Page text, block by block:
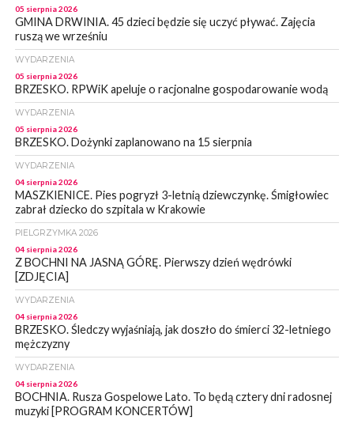
05 sierpnia 2026
GMINA DRWINIA. 45 dzieci będzie się uczyć pływać. Zajęcia
ruszą we wrześniu
WYDARZENIA
05 sierpnia 2026
BRZESKO. RPWiK apeluje o racjonalne gospodarowanie wodą
WYDARZENIA
05 sierpnia 2026
BRZESKO. Dożynki zaplanowano na 15 sierpnia
WYDARZENIA
04 sierpnia 2026
MASZKIENICE. Pies pogryzł 3-letnią dziewczynkę. Śmigłowiec
zabrał dziecko do szpitala w Krakowie
PIELGRZYMKA 2026
04 sierpnia 2026
Z BOCHNI NA JASNĄ GÓRĘ. Pierwszy dzień wędrówki
[ZDJĘCIA]
WYDARZENIA
04 sierpnia 2026
BRZESKO. Śledczy wyjaśniają, jak doszło do śmierci 32-letniego
mężczyzny
WYDARZENIA
04 sierpnia 2026
BOCHNIA. Rusza Gospelowe Lato. To będą cztery dni radosnej
muzyki [PROGRAM KONCERTÓW]